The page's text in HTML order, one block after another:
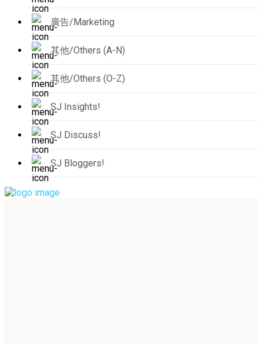
廣告/Marketing
其他/Others (A-N)
其他/Others (O-Z)
SJ Insights!
SJ Discuss!
SJ Bloggers!